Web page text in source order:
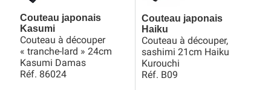
Mon Compte
Partenaires
Plan du site
Couteau japonais
Kasumi
Couteau à découper
« tranche-lard » 24cm
Kasumi Damas
Réf. 86024
Couteau japonais
Haiku
Couteau à découper,
sashimi 21cm Haiku
Kurouchi
Réf. B09